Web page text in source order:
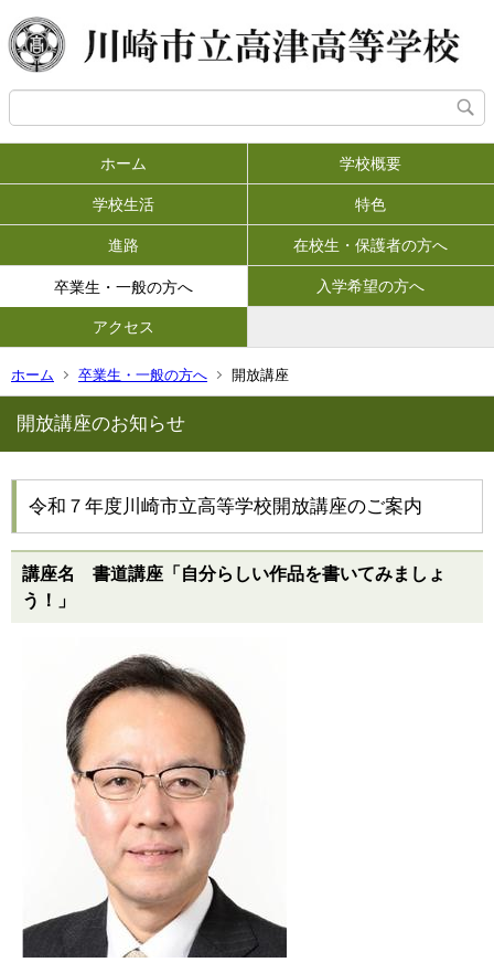
ホーム 学校概要
学校生活 特色
進路 在校生・保護者の方へ
卒業生・一般の方へ 入学希望の方へ
アクセス
ホーム 卒業生・一般の方へ 開放講座
開放講座のお知らせ
令和７年度川崎市立高等学校開放講座のご案内
講座名 書道講座「自分らしい作品を書いてみましょ
う！」